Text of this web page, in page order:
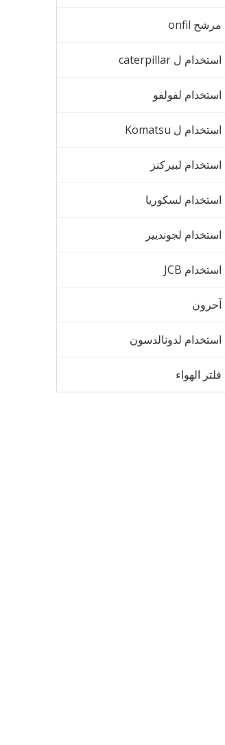
مرشح onfil
استخدام ل caterpillar
استخدام لفولفو
استخدام ل Komatsu
استخدام لبيركنز
استخدام لسكوريا
استخدام لجونديير
استخدام JCB
آحرون
استخدام لدونالدسون
فلتر الهواء